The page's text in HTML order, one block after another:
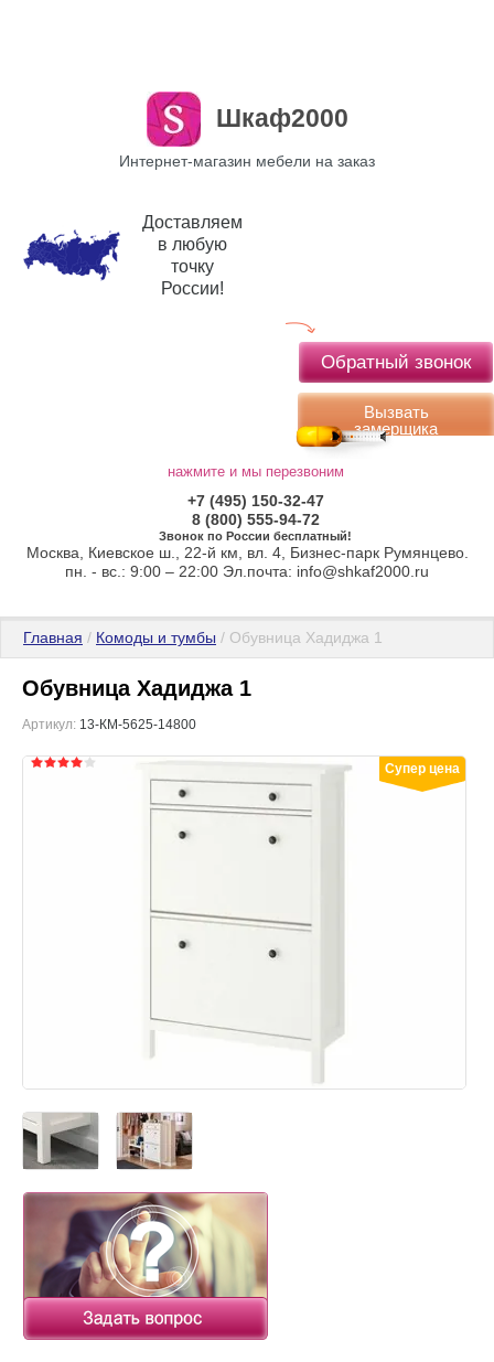
Шкаф2000
Интернет-магазин мебели на заказ
Доставляем
в любую
точку
России!
Обратный звонок
Вызвать
замерщика
нажмите и мы перезвоним
+7 (495) 150-32-47
8 (800) 555-94-72
Звонок по России бесплатный!
Москва, Киевское ш., 22-й км, вл. 4, Бизнес-парк Румянцево.
пн. - вс.: 9:00 – 22:00 Эл.почта: info@shkaf2000.ru
Главная / Комоды и тумбы / Обувница Хадиджа 1
Обувница Хадиджа 1
Артикул: 13-КМ-5625-14800
Супер цена